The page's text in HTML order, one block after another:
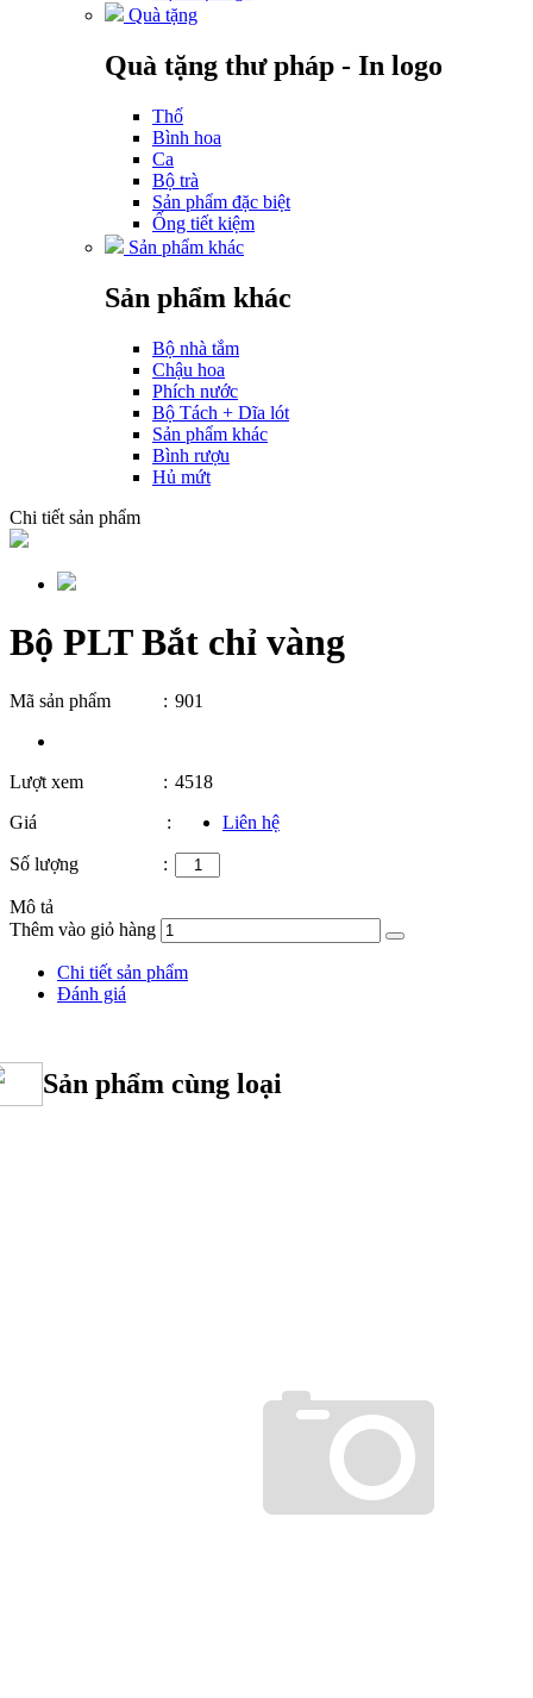
Quà tặng
Quà tặng thư pháp - In logo
Thố
Bình hoa
Ca
Bộ trà
Sản phẩm đặc biệt
Ống tiết kiệm
Sản phẩm khác
Sản phẩm khác
Bộ nhà tắm
Chậu hoa
Phích nước
Bộ Tách + Dĩa lót
Sản phẩm khác
Bình rượu
Hủ mứt
Chi tiết sản phẩm
Bộ PLT Bắt chỉ vàng
Mã sản phẩm : 901
Lượt xem : 4518
Giá
: Liên hệ
Số lượng :
Mô tả
Thêm vào giỏ hàng
Chi tiết sản phẩm
Đánh giá
Sản phẩm cùng loại